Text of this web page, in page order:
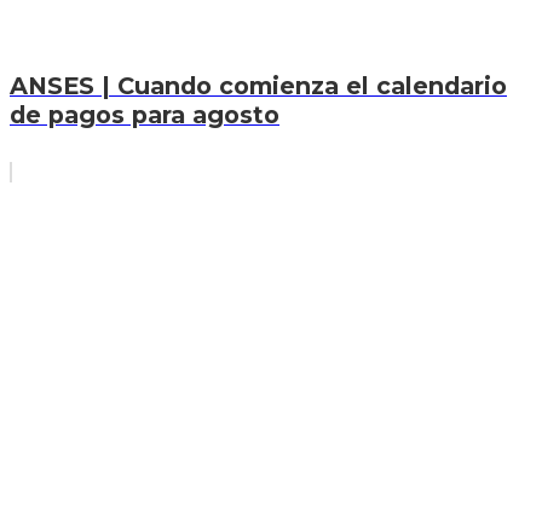
ANSES | Cuando comienza el calendario
de pagos para agosto